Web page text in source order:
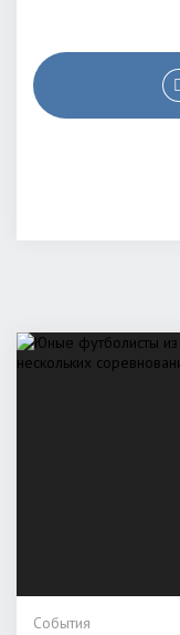
События